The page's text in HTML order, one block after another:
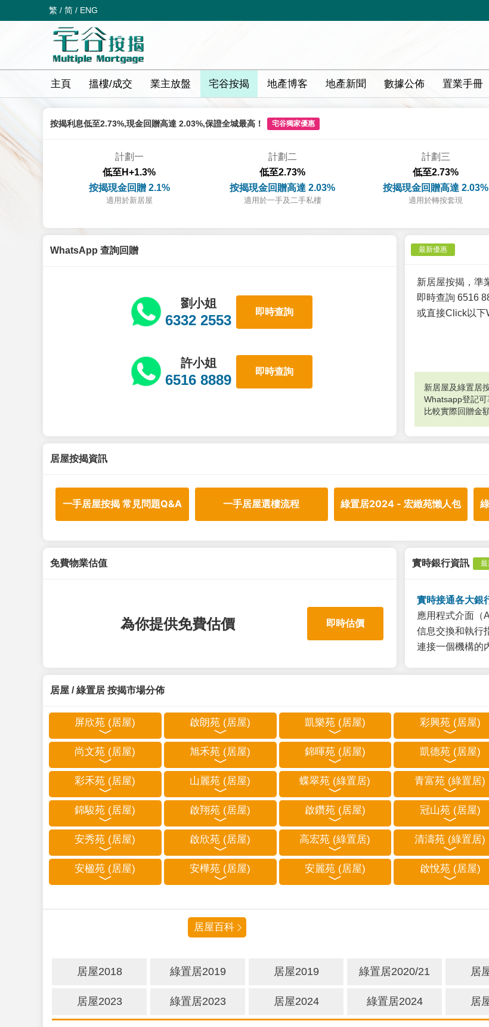
繁 / 简 / ENG
主頁 搵樓/成交 業主放盤 宅谷按揭 地產博客 地產新聞 數據公佈 置業手冊
按揭利息低至2.73%,現金回贈高達 2.03%,保證全城最高！ 宅谷獨家優惠
計劃一
低至H+1.3%
按揭現金回贈 2.1%
適用於新居屋
計劃二
低至2.73%
按揭現金回贈高達 2.03%
適用於一手及二手私樓
計劃三
低至2.73%
按揭現金回贈高達 2.03%
適用於轉按套現
WhatsApp 查詢回贈
劉小姐
6332 2553
即時查詢
許小姐
6516 8889
即時查詢
最新優惠
新居屋按揭，準
即時查詢 6516
或直接Click以下
新居屋及綠置居
Whatsapp登記
比較實際回贈金
居屋按揭資訊
一手居屋按揭 常見問題Q&A 一手居屋選樓流程 綠置居2024 - 宏緻苑懶人包
免費物業估值
為你提供免費估價 即時估價
實時銀行資訊
實時接通各大銀
應用程式介面（
信息交換和執行
連接一個機構的
居屋 / 綠置居 按揭市場分佈
屏欣苑 (居屋) 啟朗苑 (居屋) 凱樂苑 (居屋) 彩興苑 (居屋)
尚文苑 (居屋) 旭禾苑 (居屋) 錦暉苑 (居屋) 凱德苑 (居屋)
彩禾苑 (居屋) 山麗苑 (居屋) 蝶翠苑 (綠置居) 青富苑 (綠置居)
錦駿苑 (居屋) 啟翔苑 (居屋) 啟鑽苑 (居屋) 冠山苑 (居屋)
安秀苑 (居屋) 啟欣苑 (居屋) 高宏苑 (綠置居) 清濤苑 (綠置居)
安楹苑 (居屋) 安樺苑 (居屋) 安麗苑 (居屋) 啟悅苑 (居屋)
居屋百科
居屋2018 綠置居2019 居屋2019 綠置居2020/21 居
居屋2023 綠置居2023 居屋2024 綠置居2024 居